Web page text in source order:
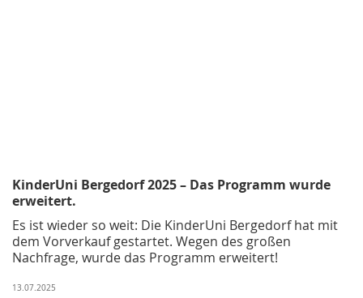
KinderUni Bergedorf 2025 – Das Programm wurde
erweitert.
Es ist wieder so weit: Die KinderUni Bergedorf hat mit
dem Vorverkauf gestartet. Wegen des großen
Nachfrage, wurde das Programm erweitert!
13.07.2025